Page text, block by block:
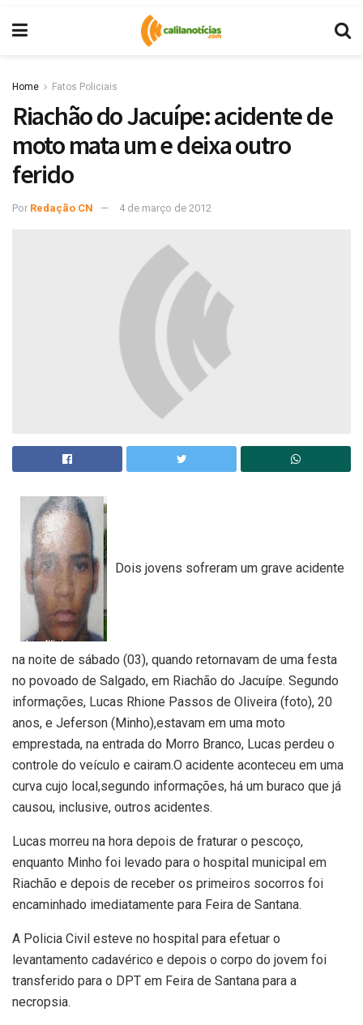
Home Fatos Policiais
Riachão do Jacuípe: acidente de
moto mata um e deixa outro
ferido
Por Redação CN 4 de março de 2012
Dois jovens sofreram um grave acidente
na noite de sábado (03), quando retornavam de uma festa
no povoado de Salgado, em Riachão do Jacuípe. Segundo
informações, Lucas Rhione Passos de Oliveira (foto), 20
anos, e Jeferson (Minho),estavam em uma moto
emprestada, na entrada do Morro Branco, Lucas perdeu o
controle do veículo e cairam.O acidente aconteceu em uma
curva cujo local,segundo informações, há um buraco que já
causou, inclusive, outros acidentes.
Lucas morreu na hora depois de fraturar o pescoço,
enquanto Minho foi levado para o hospital municipal em
Riachão e depois de receber os primeiros socorros foi
encaminhado imediatamente para Feira de Santana.
A Policia Civil esteve no hospital para efetuar o
levantamento cadavérico e depois o corpo do jovem foi
transferido para o DPT em Feira de Santana para a
necropsia.